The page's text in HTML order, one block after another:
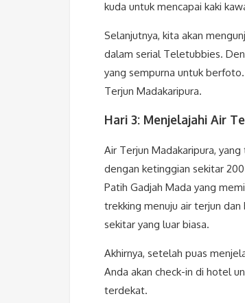
kuda untuk mencapai kaki
Selanjutnya, kita akan
dalam serial Teletubbies.
yang sempurna untuk
Terjun Madakaripura.
Hari 3: Menjelajahi Air
Air Terjun Madakaripura,
dengan ketinggian sekitar
Patih Gadjah Mada yang
trekking menuju air terjun
sekitar yang luar biasa.
Akhirnya, setelah puas
Anda akan check-in di hotel
terdekat.